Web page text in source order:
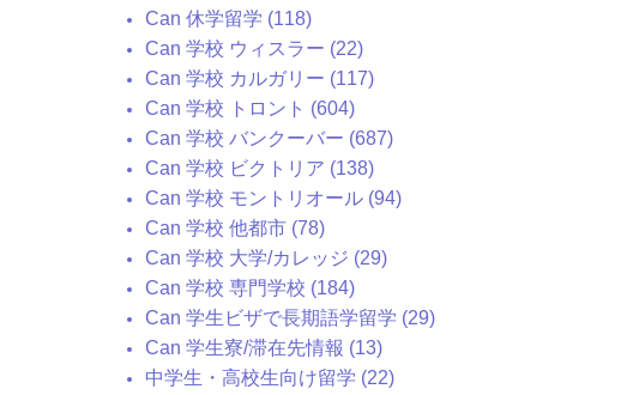
Can 休学留学 (118)
Can 学校 ウィスラー (22)
Can 学校 カルガリー (117)
Can 学校 トロント (604)
Can 学校 バンクーバー (687)
Can 学校 ビクトリア (138)
Can 学校 モントリオール (94)
Can 学校 他都市 (78)
Can 学校 大学/カレッジ (29)
Can 学校 専門学校 (184)
Can 学生ビザで長期語学留学 (29)
Can 学生寮/滞在先情報 (13)
中学生・高校生向け留学 (22)